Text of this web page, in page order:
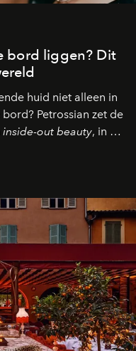
bord liggen? Dit
huid niet alleen in
Petrossian zet de
inside-out beauty, in de